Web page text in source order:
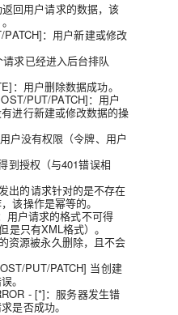
回用户请求的数据，该
：用户新建或修改
求已经进入后台排队
：用户删除数据成功。
PUT/PATCH]：用户
进行新建或修改数据的操
户没有权限（令牌、用户
到授权（与401错误相
出的请求针对的是不存在
该操作是幂等的。
用户请求的格式不可得
是只有XML格式）。
资源被永久删除，且不会
PUT/PATCH] 当创建
。
- [*]：服务器发生错
是否成功。